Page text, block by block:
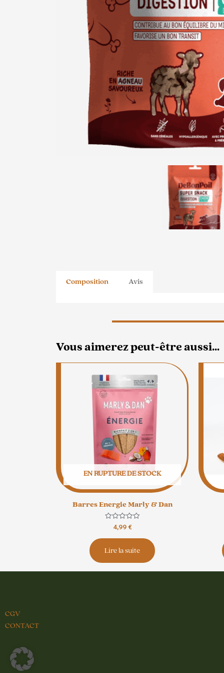
Composition Avis
Vous aimerez peut-être aussi…
EN RUPTURE DE STOCK
Barres Energie Marly & Dan
Note
sur
4,99€
Lire la suite
CGV
CONTACT